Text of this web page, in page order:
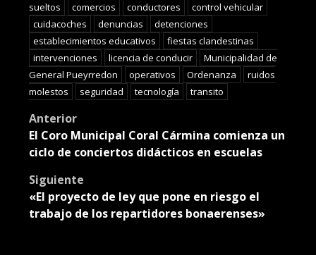
sueltos
comercios conductores
control vehicular
cuidacoches
denuncias
detenciones
establecimientos educativos
fiestas clandestinas
intervenciones
licencia de conducir
Municipalidad de
General Pueyrredon
operativos Ordenanza
ruidos
molestos
seguridad tecnología transito
Post
navigation
Anterior
El Coro Municipal Coral Cármina comienza un
ciclo de conciertos didácticos en escuelas
Siguiente
«El proyecto de ley que pone en riesgo el
trabajo de los repartidores bonaerenses»